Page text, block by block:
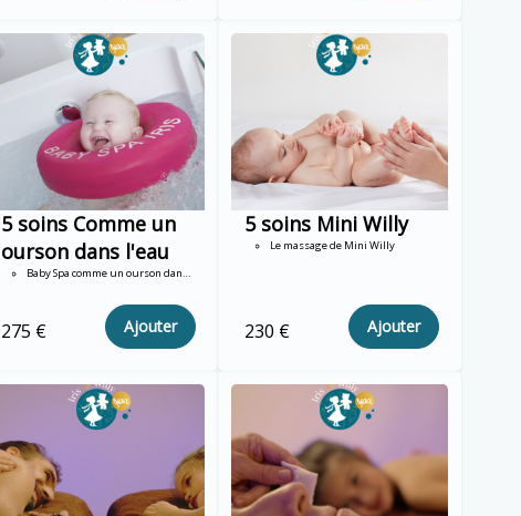
5 soins Comme un
ourson dans l'eau
Baby Spa comme un ourson dans l'eau
275 € Ajouter
5 soins Mini Willy
Le massage de Mini Willy
230 € Ajouter